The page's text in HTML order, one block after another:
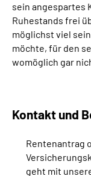
sein angespartes
Ruhestands frei
möglichst viel
möchte, für den
womöglich gar
Kontakt und
Rentenantrag
geht mit